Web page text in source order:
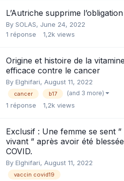
L’Autriche supprime
By SOLAS, June 24, 2022
1 réponse 1,2k views
Origine et histoire de la
efficace contre le cancer
By Elghifari, August 11, 2022
cancer b17 (and 3 more)
1 réponse 1,2k views
Exclusif : Une femme se sent
vivant ” après avoir été
COVID.
By Elghifari, August 11, 2022
vaccin covid19